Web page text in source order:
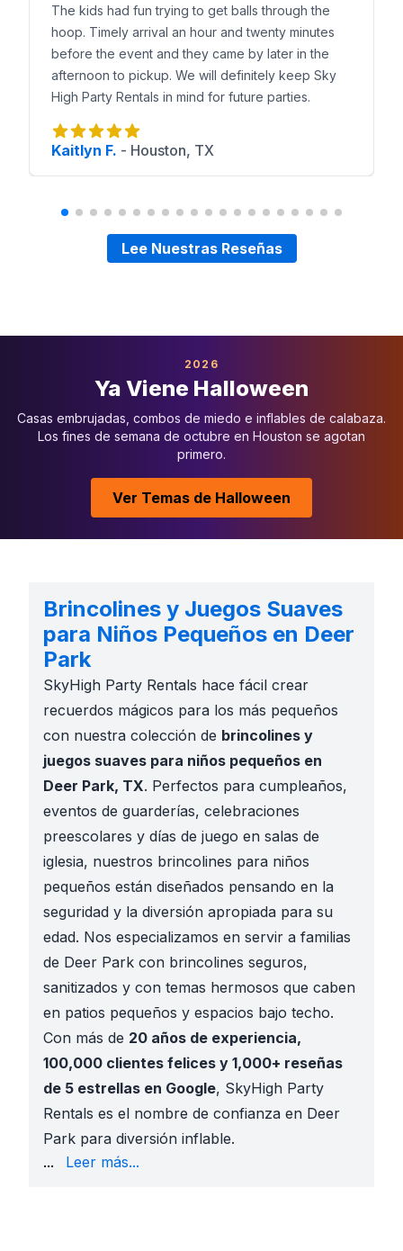
The kids had fun trying to get balls through the
hoop. Timely arrival an hour and twenty minutes
before the event and they came by later in the
afternoon to pickup. We will definitely keep Sky
High Party Rentals in mind for future parties.
Kaitlyn F. - Houston, TX
Lee Nuestras Reseñas
2026
Ya Viene Halloween
Casas embrujadas, combos de miedo e inflables de calabaza.
Los fines de semana de octubre en Houston se agotan
primero.
Ver Temas de Halloween
Brincolines y Juegos Suaves
para Niños Pequeños en Deer
Park
SkyHigh Party Rentals hace fácil crear
recuerdos mágicos para los más pequeños
con nuestra colección de brincolines y
juegos suaves para niños pequeños en
Deer Park, TX. Perfectos para cumpleaños,
eventos de guarderías, celebraciones
preescolares y días de juego en salas de
iglesia, nuestros brincolines para niños
pequeños están diseñados pensando en la
seguridad y la diversión apropiada para su
edad. Nos especializamos en servir a familias
de Deer Park con brincolines seguros,
sanitizados y con temas hermosos que caben
en patios pequeños y espacios bajo techo.
Con más de 20 años de experiencia,
100,000 clientes felices y 1,000+ reseñas
de 5 estrellas en Google, SkyHigh Party
Rentals es el nombre de confianza en Deer
Park para diversión inflable.
tu puerta. Comienza a explorar ahora:
... Leer más...